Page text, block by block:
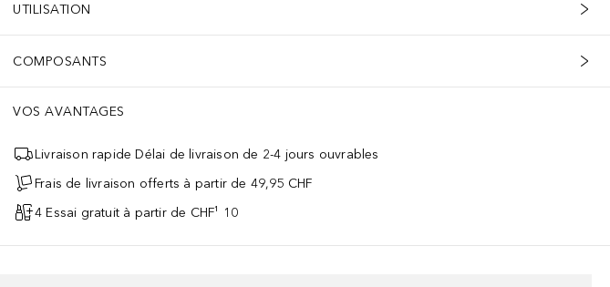
UTILISATION
COMPOSANTS
VOS AVANTAGES
Livraison rapide Délai de livraison de 2-4 jours ouvrables
Frais de livraison offerts à partir de 49,95 CHF
4 Essai gratuit à partir de CHF¹ 10